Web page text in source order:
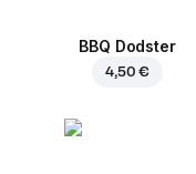
BBQ Dodster
4,50 €